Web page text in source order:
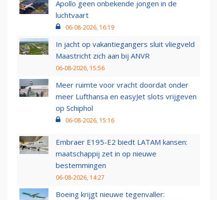
Apollo geen onbekende jongen in de
luchtvaart
06-08-2026, 16:19
In jacht op vakantiegangers sluit vliegveld
Maastricht zich aan bij ANVR
06-08-2026, 15:56
Meer ruimte voor vracht doordat onder
meer Lufthansa en easyJet slots vrijgeven
op Schiphol
06-08-2026, 15:16
Embraer E195-E2 biedt LATAM kansen:
maatschappij zet in op nieuwe
bestemmingen
06-08-2026, 14:27
Boeing krijgt nieuwe tegenvaller: